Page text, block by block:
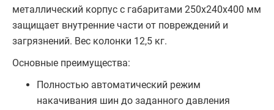
металлический корпус с габаритами 250x240x400 мм
защищает внутренние части от повреждений и
загрязнений. Вес колонки 12,5 кг.
Основные преимущества:
Полностью автоматический режим
накачивания шин до заданного давления